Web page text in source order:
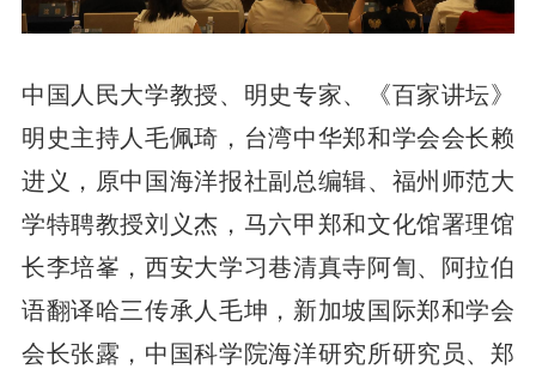
中国人民大学教授、明史专家、《百家讲坛》
明史主持人毛佩琦，台湾中华郑和学会会长赖
进义，原中国海洋报社副总编辑、福州师范大
学特聘教授刘义杰，马六甲郑和文化馆署理馆
长李培峯，西安大学习巷清真寺阿訇、阿拉伯
语翻译哈三传承人毛坤，新加坡国际郑和学会
会长张露，中国科学院海洋研究所研究员、郑